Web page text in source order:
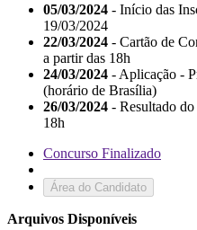
05/03/2024 - Início das
19/03/2024
22/03/2024 - Cartão de
a partir das 18h
24/03/2024 - Aplicação -
(horário de Brasília)
26/03/2024 - Resultado
18h
Concurso Finalizado
Área do Candidato
Arquivos Disponíveis